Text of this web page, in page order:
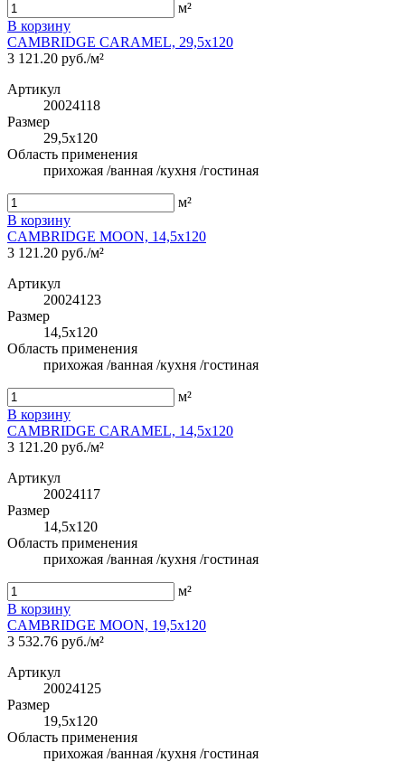
м²
В корзину
CAMBRIDGE CARAMEL, 29,5x120
3 121.20 руб./м²
Артикул
20024118
Размер
29,5x120
Область применения
прихожая /ванная /кухня /гостиная
м²
В корзину
CAMBRIDGE MOON, 14,5x120
3 121.20 руб./м²
Артикул
20024123
Размер
14,5x120
Область применения
прихожая /ванная /кухня /гостиная
м²
В корзину
CAMBRIDGE CARAMEL, 14,5x120
3 121.20 руб./м²
Артикул
20024117
Размер
14,5x120
Область применения
прихожая /ванная /кухня /гостиная
м²
В корзину
CAMBRIDGE MOON, 19,5x120
3 532.76 руб./м²
Артикул
20024125
Размер
19,5x120
Область применения
прихожая /ванная /кухня /гостиная